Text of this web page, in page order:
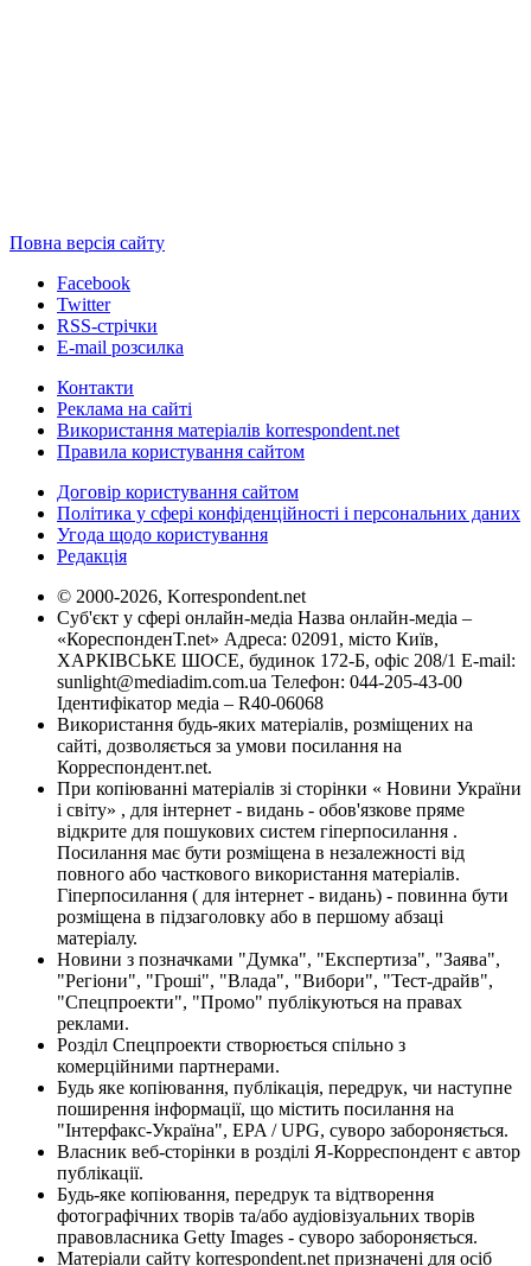
Повна версія сайту
Facebook
Twitter
RSS-стрічки
E-mail розсилка
Контакти
Реклама на сайті
Використання матеріалів korrespondent.net
Правила користування сайтом
Договір користування сайтом
Політика у сфері конфіденційності і персональних даних
Угода щодо користування
Редакція
© 2000-2026, Korrespondent.net
Суб'єкт у сфері онлайн-медіа Назва онлайн-медіа –
«КореспонденТ.net» Адреса: 02091, місто Київ,
ХАРКІВСЬКЕ ШОСЕ, будинок 172-Б, офіс 208/1 E-mail:
sunlight@mediadim.com.ua Телефон: 044-205-43-00
Ідентифікатор медіа – R40-06068
Використання будь-яких матеріалів, розміщених на
сайті, дозволяється за умови посилання на
Корреспондент.net.
При копіюванні матеріалів зі сторінки « Новини України
і світу» , для інтернет - видань - обов'язкове пряме
відкрите для пошукових систем гіперпосилання .
Посилання має бути розміщена в незалежності від
повного або часткового використання матеріалів.
Гіперпосилання ( для інтернет - видань) - повинна бути
розміщена в підзаголовку або в першому абзаці
матеріалу.
Новини з позначками "Думка", "Експертиза", "Заява",
"Регіони", "Гроші", "Влада", "Вибори", "Тест-драйв",
"Спецпроекти", "Промо" публікуються на правах
реклами.
Розділ Спецпроекти створюється спільно з
комерційними партнерами.
Будь яке копіювання, публікація, передрук, чи наступне
поширення інформації, що містить посилання на
"Інтерфакс-Україна", EPA / UPG, суворо забороняється.
Власник веб-сторінки в розділі Я-Корреспондент є автор
публікації.
Будь-яке копіювання, передрук та відтворення
фотографічних творів та/або аудіовізуальних творів
правовласника Getty Images - суворо забороняється.
Матеріали сайту korrespondent.net призначені для осіб